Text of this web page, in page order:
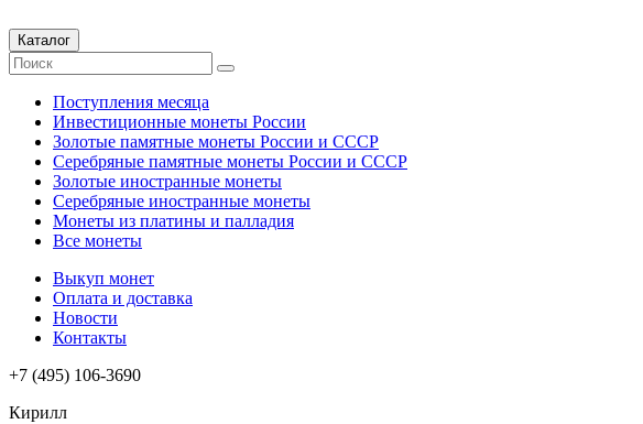
Каталог
Поступления месяца
Инвестиционные монеты России
Золотые памятные монеты России и СССР
Серебряные памятные монеты России и СССР
Золотые иностранные монеты
Серебряные иностранные монеты
Монеты из платины и палладия
Все монеты
Выкуп монет
Оплата и доставка
Новости
Контакты
+7 (495) 106-3690
Кирилл